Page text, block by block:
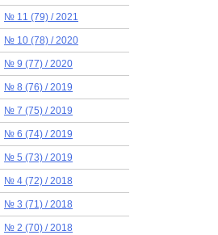
№ 11 (79) / 2021
№ 10 (78) / 2020
№ 9 (77) / 2020
№ 8 (76) / 2019
№ 7 (75) / 2019
№ 6 (74) / 2019
№ 5 (73) / 2019
№ 4 (72) / 2018
№ 3 (71) / 2018
№ 2 (70) / 2018